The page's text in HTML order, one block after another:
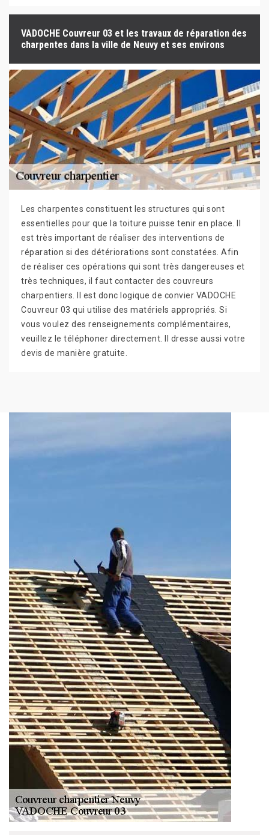
VADOCHE Couvreur 03 et les travaux de réparation des
charpentes dans la ville de Neuvy et ses environs
Les charpentes constituent les structures qui sont
essentielles pour que la toiture puisse tenir en place. Il
est très important de réaliser des interventions de
réparation si des détériorations sont constatées. Afin
de réaliser ces opérations qui sont très dangereuses et
très techniques, il faut contacter des couvreurs
charpentiers. Il est donc logique de convier VADOCHE
Couvreur 03 qui utilise des matériels appropriés. Si
vous voulez des renseignements complémentaires,
veuillez le téléphoner directement. Il dresse aussi votre
devis de manière gratuite.